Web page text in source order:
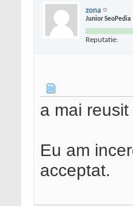
zona
Junior SeoPedia
Reputatie:
a mai
Eu am
acceptat.